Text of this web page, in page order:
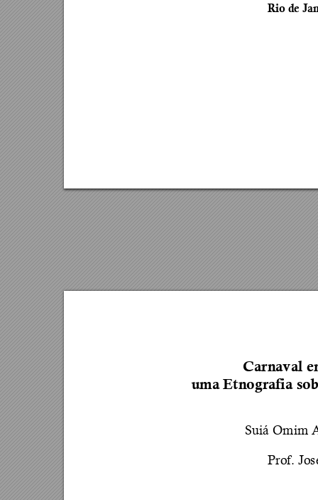
Rio de
Carnaval
uma Etnografia
Suiá Omim
Prof.